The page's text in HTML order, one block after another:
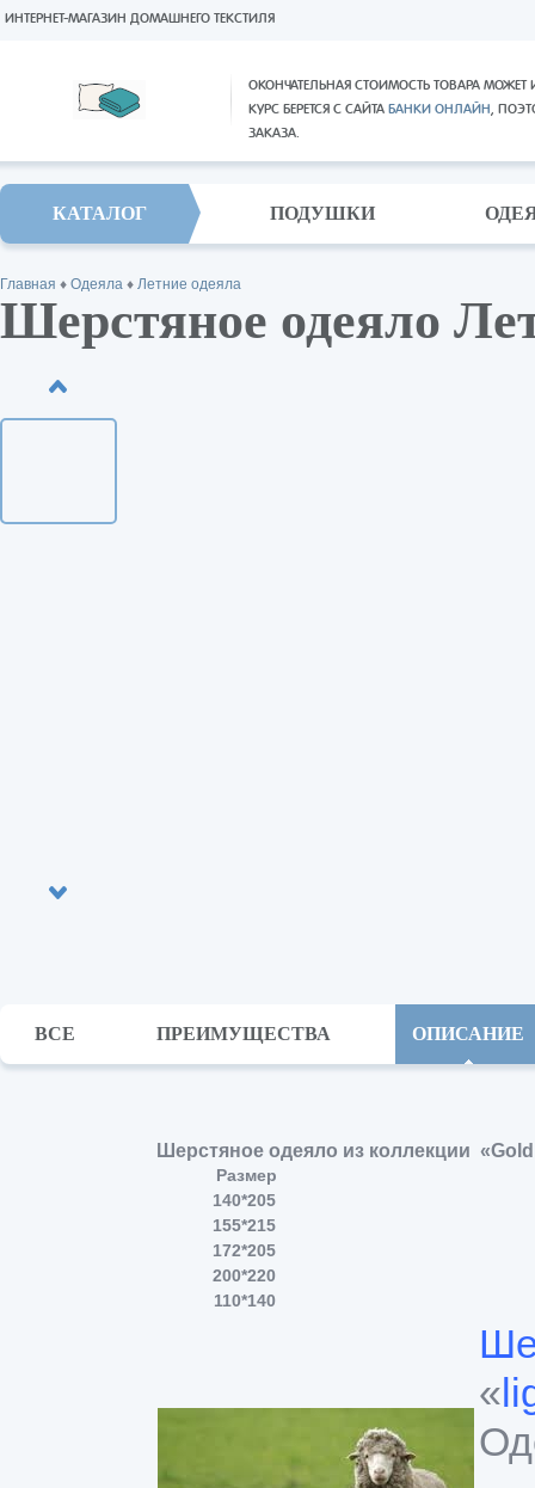
ОКОНЧАТЕЛЬНАЯ СТОИМОСТЬ ТОВАРА
КУРС БЕРЕТСЯ С САЙТА БАНКИ ОНЛАЙН,
ЗАКАЗА.
ИНТЕРНЕТ-МАГАЗИН ДОМАШНЕГО ТЕКСТИЛЯ
КАТАЛОГ ПОДУШКИ
Главная ♦ Одеяла ♦ Летние одеяла
Шерстяное одеяло
ВСЕ ПРЕИМУЩЕСТВА ОПИСАНИЕ
Шерстяное одеяло из коллекции
Размер
140*205
155*215
172*205
200*220
110*140
«